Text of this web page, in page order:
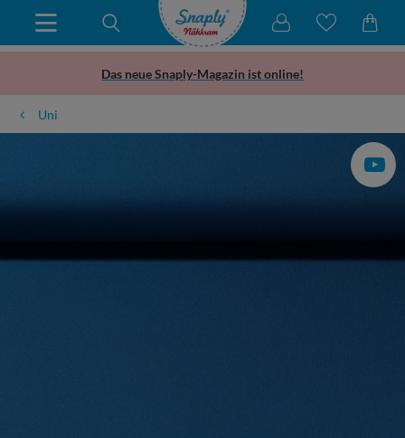
Das neue Snaply-Magazin ist online!
Uni